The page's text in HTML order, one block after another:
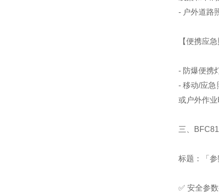
- 户外道路
【便携应
- 防爆便携
- 移动/应
或户外作
三、
标题：「
✅ 安全参